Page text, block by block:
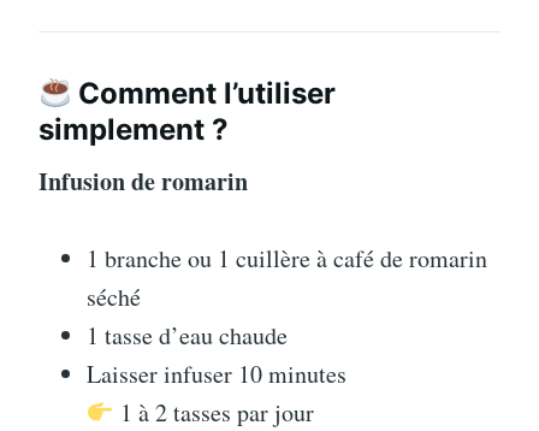
Comment l’utiliser
simplement ?
Infusion de romarin
1 branche ou 1 cuillère à café de romarin
séché
1 tasse d’eau chaude
Laisser infuser 10 minutes
1 à 2 tasses par jour